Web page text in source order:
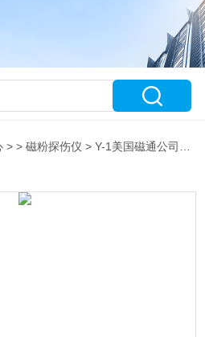
> >磁粉探伤仪 > Y-1美国磁通公司磁轭Y-1/Y-1交流磁扼